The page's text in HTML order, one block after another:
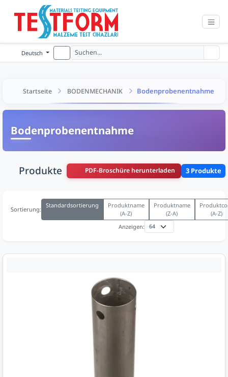
Deutsch
Startseite BODENMECHANIK Bodenprobenentnahme
Bodenprobenentnahme
Produkte PDF-Broschüre herunterladen 3 Produkte
Sortierung:
Standardsortierung
Produktname
(A-Z)
Produktname
(Z-A)
(A-Z)
Anzeigen: